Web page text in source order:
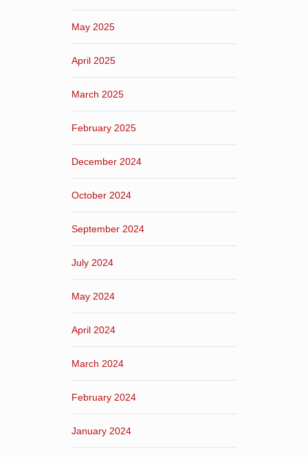
May 2025
April 2025
March 2025
February 2025
December 2024
October 2024
September 2024
July 2024
May 2024
April 2024
March 2024
February 2024
January 2024